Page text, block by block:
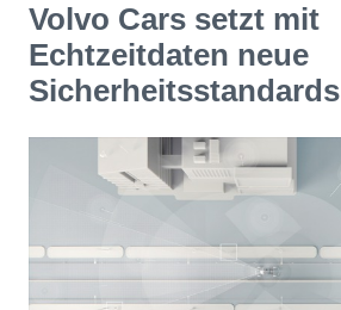
Volvo Cars setzt mit
Echtzeitdaten neue
Sicherheitsstandards